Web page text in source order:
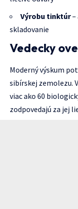
Výrobu tinktúr–
skladovanie
Vedecky
Moderný výskum
sibírskej zemolezu.
viac ako 60
zodpovedajú za jej